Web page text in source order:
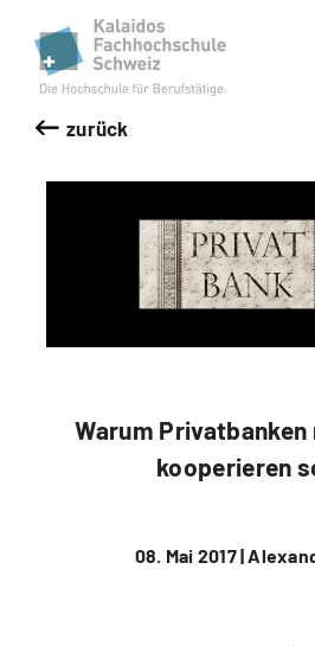
Kalaidos
zurück
Warum Privatbanken
kooperieren
08. Mai 2017 |